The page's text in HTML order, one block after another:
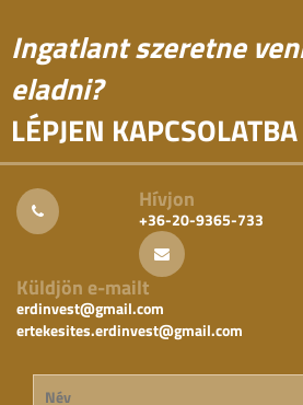
Ingatlant szeretne
eladni?
LÉPJEN
Hívjon
+36-20-9365-733
Küldjön e-mailt
erdinvest@gmail.com
ertekesites.erdinvest@gmail.com